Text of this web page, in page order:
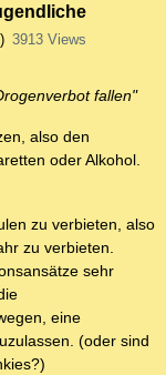
3913 Views
fallen"
also den
oder Alkohol.
zu verbieten, also
zu verbieten.
sehr
eine
(oder sind